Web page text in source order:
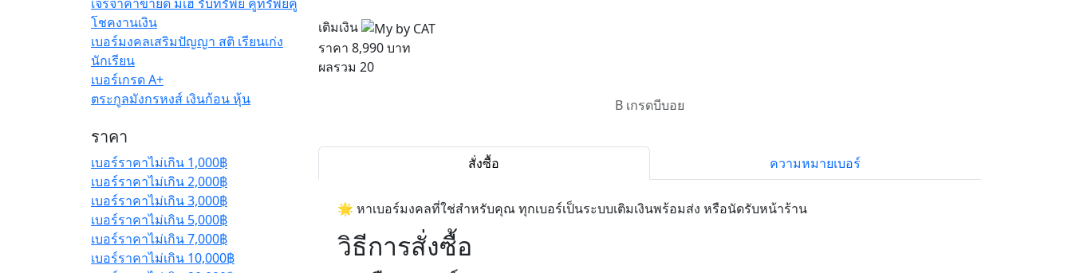
โชคงานเงิน
เบอร์มงคลเสริมปัญญา สติ เรียนเก่ง
นักเรียน
เบอร์เกรด A+
ตระกูลมังกรหงส์ เงินก้อน หุ้น
ราคา
เบอร์ราคาไม่เกิน 1,000฿
เบอร์ราคาไม่เกิน 2,000฿
เบอร์ราคาไม่เกิน 3,000฿
เบอร์ราคาไม่เกิน 5,000฿
เบอร์ราคาไม่เกิน 7,000฿
เบอร์ราคาไม่เกิน 10,000฿
เติมเงิน
ราคา 8,990 บาท
ผลรวม 20
B เกรดบีบอย
สั่งซื้อ ความหมายเบอร์
🌟 หาเบอร์มงคลที่ใช่สำหรับคุณ ทุกเบอร์เป็นระบบเติมเงินพร้อมส่ง หรือนัดรับหน้าร้าน
วิธีการสั่งซื้อ